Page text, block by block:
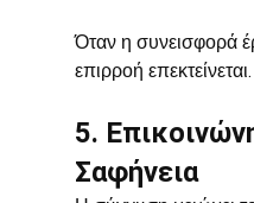
Όταν η συνεισφορά
επιρροή επεκτείνεται.
5.
Σαφήνεια